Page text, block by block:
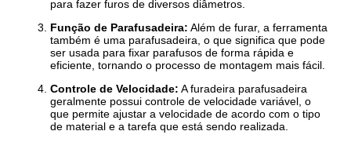
para fazer furos de diversos diâmetros.
Função de Parafusadeira: Além de furar, a ferramenta
também é uma parafusadeira, o que significa que pode
ser usada para fixar parafusos de forma rápida e
eficiente, tornando o processo de montagem mais fácil.
Controle de Velocidade: A furadeira parafusadeira
geralmente possui controle de velocidade variável, o
que permite ajustar a velocidade de acordo com o tipo
de material e a tarefa que está sendo realizada.